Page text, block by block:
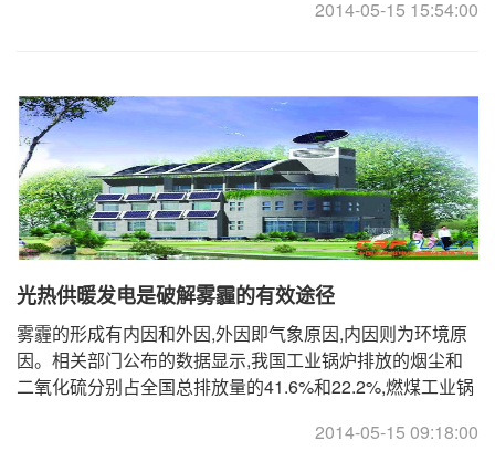
2014-05-15 15:54:00
光热供暖发电是破解雾霾的有效途径
雾霾的形成有内因和外因,外因即气象原因,内因则为环境原
因。相关部门公布的数据显示,我国工业锅炉排放的烟尘和
二氧化硫分别占全国总排放量的41.6%和22.2%,燃煤工业锅
2014-05-15 09:18:00